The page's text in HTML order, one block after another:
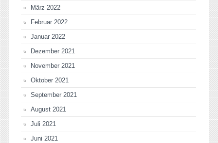
März 2022
Februar 2022
Januar 2022
Dezember 2021
November 2021
Oktober 2021
September 2021
August 2021
Juli 2021
Juni 2021